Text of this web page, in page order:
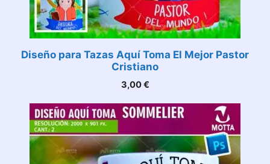
Diseño para Tazas Aquí Toma El Mejor Pastor
Cristiano
3,00€